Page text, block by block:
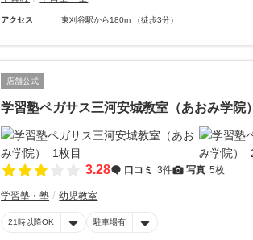
アクセス 東刈谷駅から180m （徒歩3分）
店舗公式
学習塾ペガサス三河安城教室（あおみ学院）
3.28 口コミ 3件 写真 5枚
学習塾・塾 幼児教室
21時以降OK 駐車場有